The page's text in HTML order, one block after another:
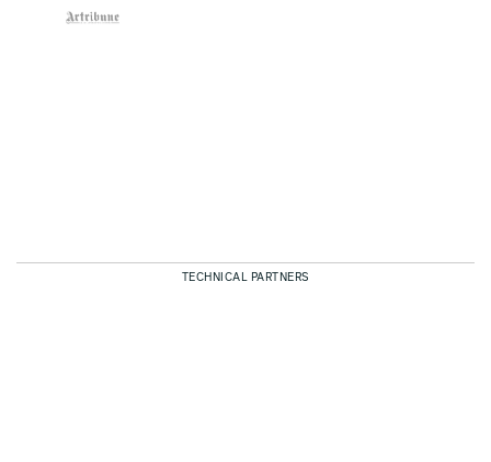
TECHNICAL PARTNERS